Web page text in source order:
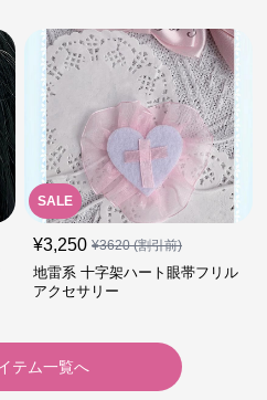
SALE
¥3,250 ¥3620(割引前)
地雷系 十字架ハート眼帯フリル
アクセサリー
テム一覧へ